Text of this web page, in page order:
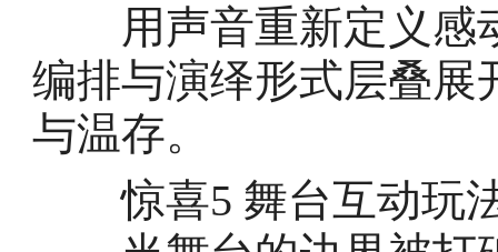
用声音重新定义感
编排与演绎形式层叠展
与温存。
惊喜5 舞台互动玩法